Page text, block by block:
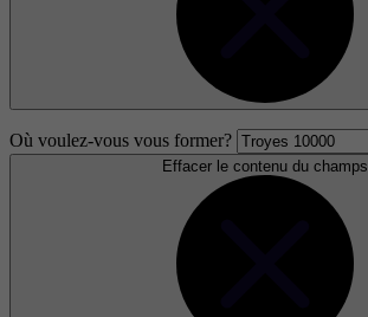
Où voulez-vous vous former?
Effacer le contenu du champs